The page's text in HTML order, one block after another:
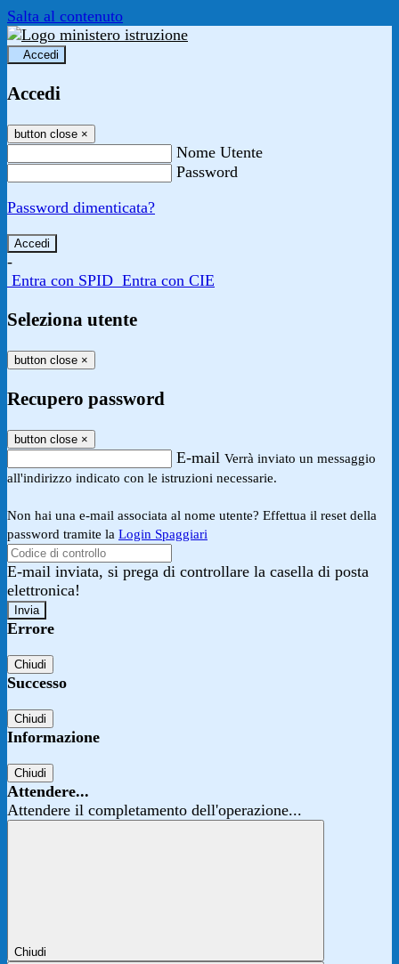
Salta al contenuto
Accedi
Accedi
button close ×
Nome Utente
Password
Password dimenticata?
-
Entra con SPID Entra con CIE
Seleziona utente
button close ×
Recupero password
button close ×
E-mail Verrà inviato un messaggio
all'indirizzo indicato con le istruzioni necessarie.
Non hai una e-mail associata al nome utente? Effettua il reset della
password tramite la Login Spaggiari
E-mail inviata, si prega di controllare la casella di posta
elettronica!
Errore
Chiudi
Successo
Chiudi
Informazione
Chiudi
Attendere...
Attendere il completamento dell'operazione...
Chiudi